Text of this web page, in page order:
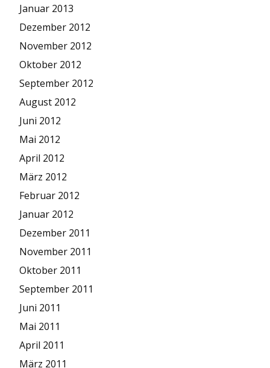
Januar 2013
Dezember 2012
November 2012
Oktober 2012
September 2012
August 2012
Juni 2012
Mai 2012
April 2012
März 2012
Februar 2012
Januar 2012
Dezember 2011
November 2011
Oktober 2011
September 2011
Juni 2011
Mai 2011
April 2011
März 2011